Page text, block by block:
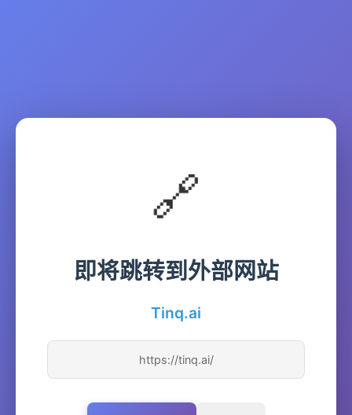
🔗
即将跳转到外部网站
Tinq.ai
https://tinq.ai/